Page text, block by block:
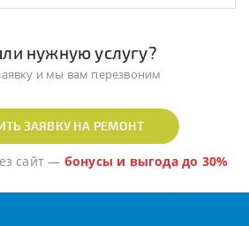
нужную услугу?
и мы вам перезвоним
ЗАЯВКУ НА РЕМОНТ
сайт — бонусы и выгода до 30%